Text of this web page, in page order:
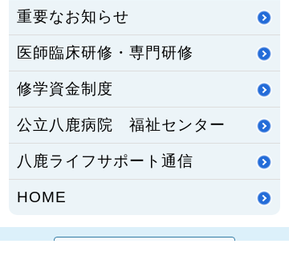
重要なお知らせ
医師臨床研修・専門研修
修学資金制度
公立八鹿病院 福祉センター
八鹿ライフサポート通信
HOME